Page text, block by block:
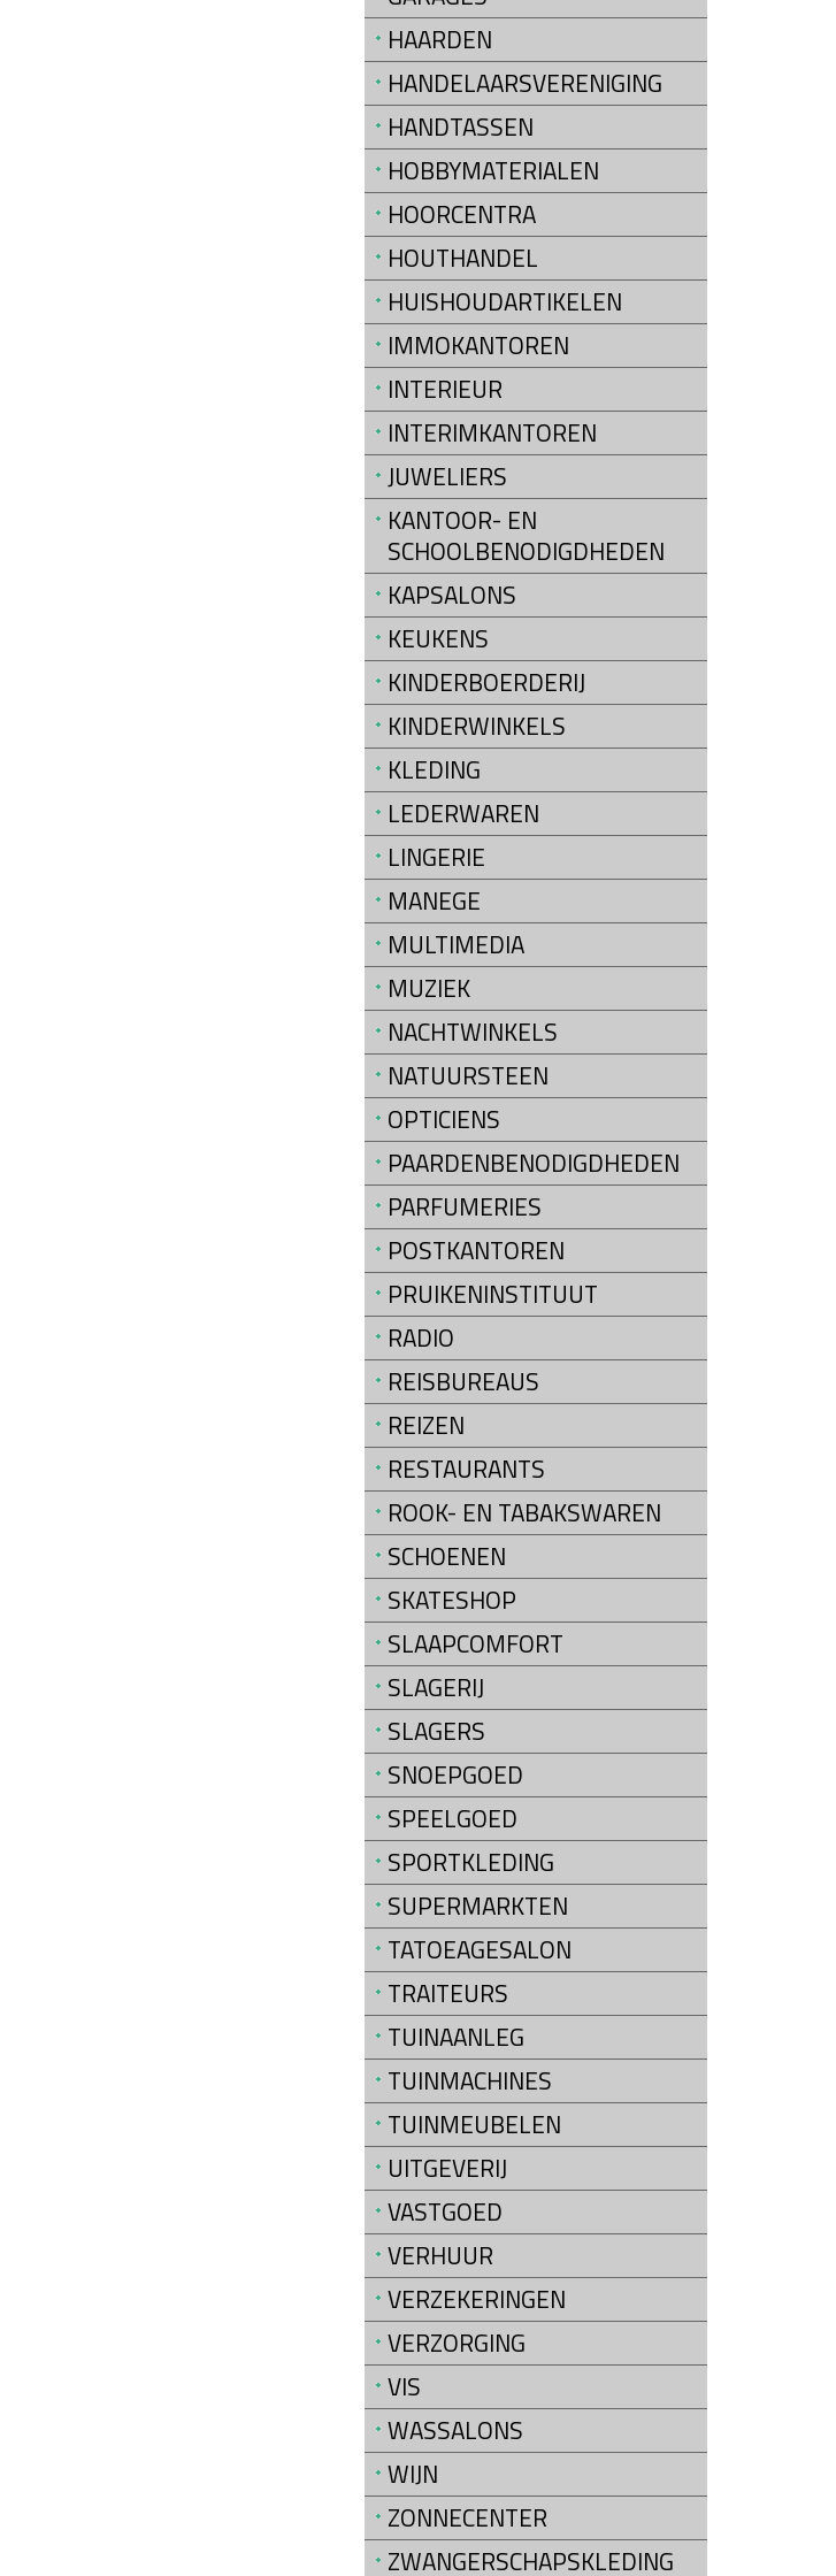
HAARDEN
HANDELAARSVERENIGING
HANDTASSEN
HOBBYMATERIALEN
HOORCENTRA
HOUTHANDEL
HUISHOUDARTIKELEN
IMMOKANTOREN
INTERIEUR
INTERIMKANTOREN
JUWELIERS
KANTOOR- EN
SCHOOLBENODIGDHEDEN
KAPSALONS
KEUKENS
KINDERBOERDERIJ
KINDERWINKELS
KLEDING
LEDERWAREN
LINGERIE
MANEGE
MULTIMEDIA
MUZIEK
NACHTWINKELS
NATUURSTEEN
OPTICIENS
PAARDENBENODIGDHEDEN
PARFUMERIES
POSTKANTOREN
PRUIKENINSTITUUT
RADIO
REISBUREAUS
REIZEN
RESTAURANTS
ROOK- EN TABAKSWAREN
SCHOENEN
SKATESHOP
SLAAPCOMFORT
SLAGERIJ
SLAGERS
SNOEPGOED
SPEELGOED
SPORTKLEDING
SUPERMARKTEN
TATOEAGESALON
TRAITEURS
TUINAANLEG
TUINMACHINES
TUINMEUBELEN
UITGEVERIJ
VASTGOED
VERHUUR
VERZEKERINGEN
VERZORGING
VIS
WASSALONS
WIJN
ZONNECENTER
ZWANGERSCHAPSKLEDING